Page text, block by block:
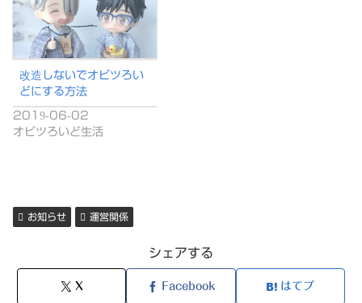
改造しないでオビツろい
どにする方法
2019-06-02
オビツろいど生活
お知らせ 運営関係
シェアする
X Facebook はてブ